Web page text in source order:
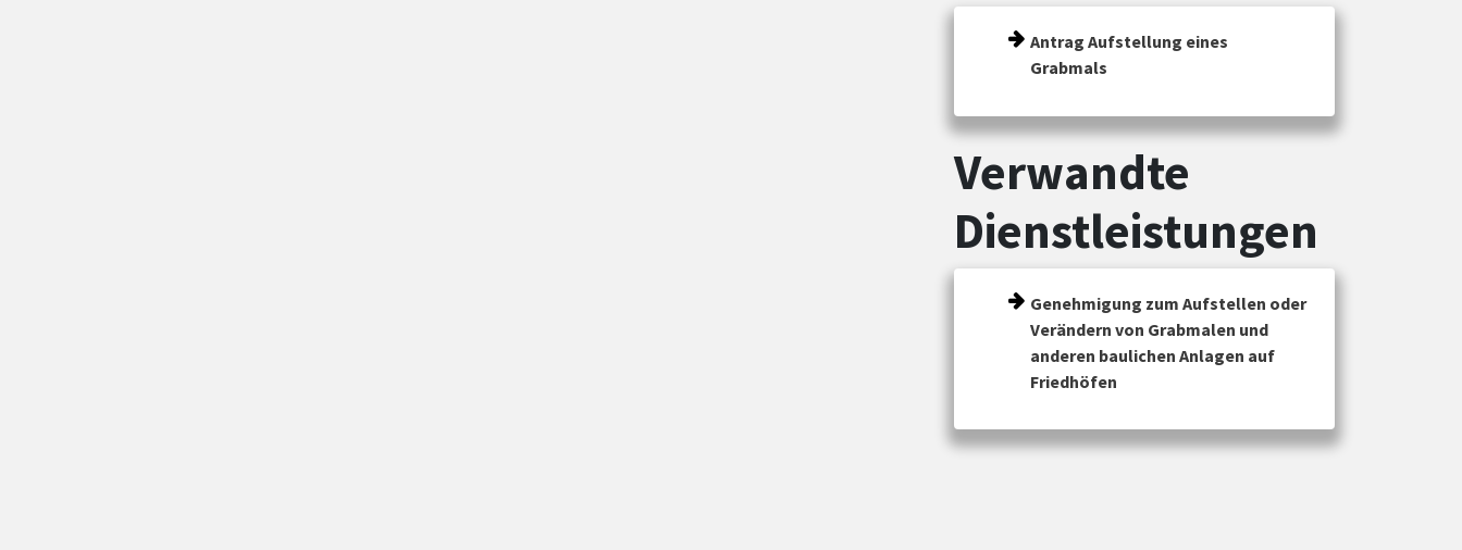
Antrag Aufstellung eines
Grabmals
Verwandte
Dienstleistungen
Genehmigung zum Aufstellen oder
Verändern von Grabmalen und
anderen baulichen Anlagen auf
Friedhöfen